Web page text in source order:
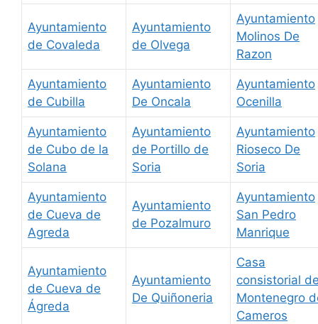
Ayuntamiento
de Covaleda
Ayuntamiento
de Olvega
Ayuntamiento
Molinos De
Razon
Ayuntamiento
de Cubilla
Ayuntamiento
De Oncala
Ayuntamiento
Ocenilla
Ayuntamiento
de Cubo de la
Solana
Ayuntamiento
de Portillo de
Soria
Ayuntamiento
Rioseco De
Soria
Ayuntamiento
de Cueva de
Agreda
Ayuntamiento
de Pozalmuro
Ayuntamiento
San Pedro
Manrique
Ayuntamiento
de Cueva de
Ágreda
Ayuntamiento
De Quiñoneria
Casa
consistorial
Montenegro
Cameros